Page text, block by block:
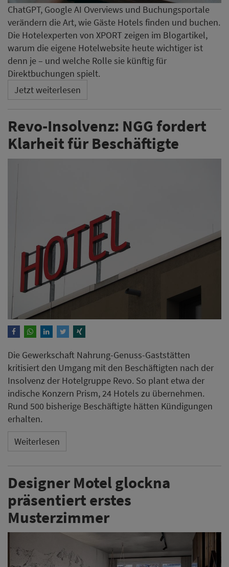
ChatGPT, Google AI Overviews und Buchungsportale
verändern die Art, wie Gäste Hotels finden und buchen.
Die Hotelexperten von XPORT zeigen im Blogartikel,
warum die eigene Hotelwebsite heute wichtiger ist
denn je – und welche Rolle sie künftig für
Direktbuchungen spielt.
Jetzt weiterlesen
Revo-Insolvenz: NGG fordert
Klarheit für Beschäftigte
Die Gewerkschaft Nahrung-Genuss-Gaststätten
kritisiert den Umgang mit den Beschäftigten nach der
Insolvenz der Hotelgruppe Revo. So plant etwa der
indische Konzern Prism, 24 Hotels zu übernehmen.
Rund 500 bisherige Beschäftigte hätten Kündigungen
erhalten.
Weiterlesen
Designer Motel glockna
präsentiert erstes
Musterzimmer